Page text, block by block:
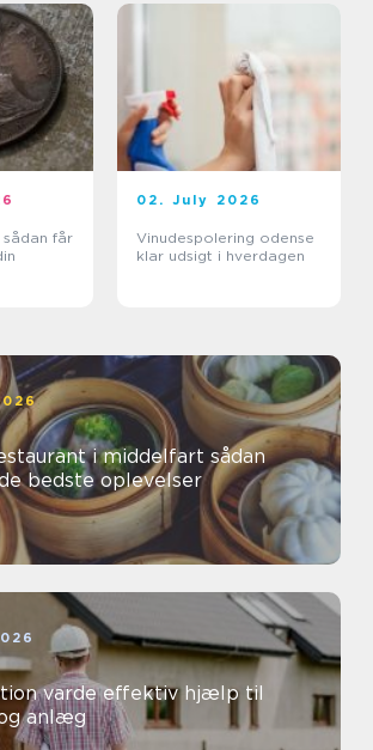
02. July 2026
Vinudespolering odense
klar udsigt i hverdagen
i middelfart sådan
bedste oplevelser
effektiv hjælp til
anlæg